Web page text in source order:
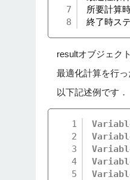
7
8
所要計算
終了時ス
resultオブジェク
最適化計算を行っ
以下記述例です．
1
2
3
4
5